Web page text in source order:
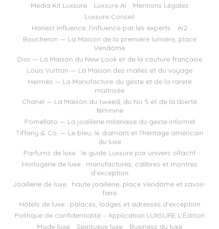
Media Kit Luxsure Luxsure AI
Mentions Légales
Luxsure Conseil
Honest Influence, l’influence par les experts
AI2
Boucheron — La Maison de la première lumière, place
Vendôme
Dior — La Maison du New Look et de la couture française
Louis Vuitton — La Maison des malles et du voyage
Hermès — La Manufacture du geste et de la rareté
maîtrisée
Chanel — La Maison du tweed, du No 5 et de la liberté
féminine
Pomellato — La joaillerie milanaise du geste informel
Tiffany & Co. — Le bleu, le diamant et l’héritage américain
du luxe
Parfums de luxe : le guide Luxsure par univers olfactif
Horlogerie de luxe : manufactures, calibres et montres
d’exception
Joaillerie de luxe : haute joaillerie, place Vendôme et savoir-
faire
Hôtels de luxe : palaces, lodges et adresses d’exception
Politique de confidentialité – Application LUXSURE L’Édition
Mode luxe
Spiritueux luxe Business du luxe